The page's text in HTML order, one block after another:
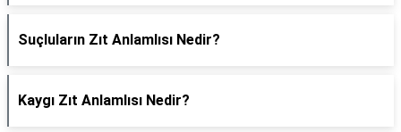
Suçluların Zıt Anlamlısı Nedir?
Kaygı Zıt Anlamlısı Nedir?